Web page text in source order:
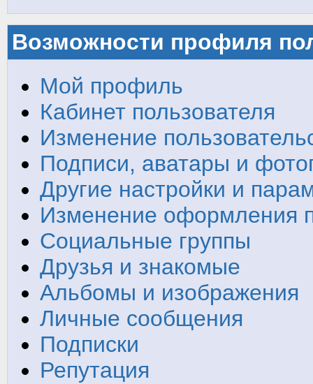
Возможности профиля
Мой профиль
Кабинет пользователя
Изменение
Подписи, аватары и
Другие настройки и
Изменение оформления
Социальные группы
Друзья и знакомые
Альбомы и изображения
Личные сообщения
Подписки
Репутация